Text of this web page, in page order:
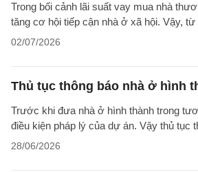
Trong bối cảnh lãi suất vay mua nhà
tăng cơ hội tiếp cận nhà ở xã hội. Vậy,
02/07/2026
Thủ tục thông báo nhà ở hình
Trước khi đưa nhà ở hình thành trong
điều kiện pháp lý của dự án. Vậy thủ tục
28/06/2026